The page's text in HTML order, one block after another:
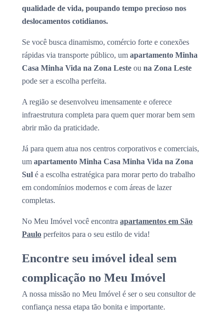
qualidade de vida, poupando tempo precioso nos
deslocamentos cotidianos.
Se você busca dinamismo, comércio forte e conexões
rápidas via transporte público, um apartamento Minha
Casa Minha Vida na Zona Leste ou na Zona Leste
pode ser a escolha perfeita.
A região se desenvolveu imensamente e oferece
infraestrutura completa para quem quer morar bem sem
abrir mão da praticidade.
Já para quem atua nos centros corporativos e comerciais,
um apartamento Minha Casa Minha Vida na Zona
Sul é a escolha estratégica para morar perto do trabalho
em condomínios modernos e com áreas de lazer
completas.
No Meu Imóvel você encontra apartamentos em São
Paulo perfeitos para o seu estilo de vida!
Encontre seu imóvel ideal sem
complicação no Meu Imóvel
A nossa missão no Meu Imóvel é ser o seu consultor de
confiança nessa etapa tão bonita e importante.